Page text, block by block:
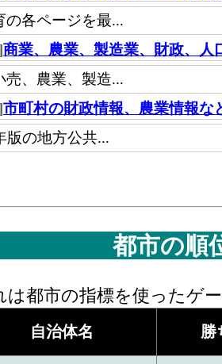
の各ページを最...
商業、農業、製造業、財政、人
売、農業、製造...
市町村の財政情報、農業情報な
版の地方公共...
都市の順
は都市の指標を使ったゲ
自治体名 勝